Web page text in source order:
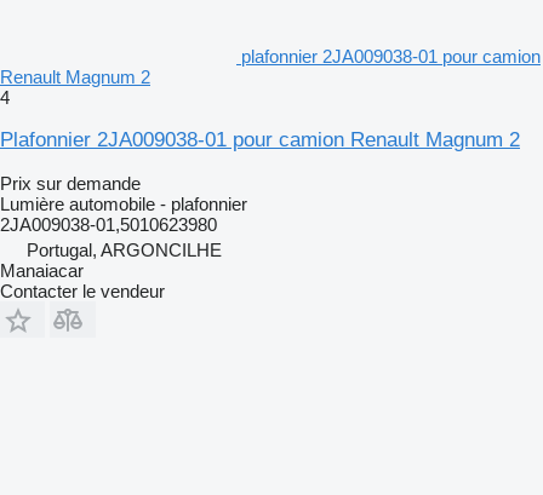
plafonnier 2JA009038-01 pour camion
Renault Magnum 2
4
Plafonnier 2JA009038-01 pour camion Renault Magnum 2
Prix sur demande
Lumière automobile - plafonnier
2JA009038-01,5010623980
Portugal, ARGONCILHE
Manaiacar
Contacter le vendeur